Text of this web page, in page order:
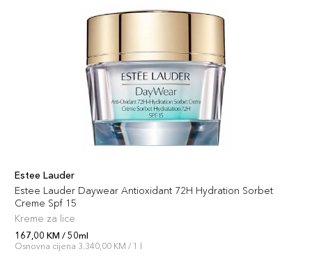
Estee Lauder
Estee Lauder Daywear Antioxidant 72H Hydration Sorbet
Creme Spf 15
Kreme za lice
167,00 KM / 50ml
Osnovna cijena 3.340,00 KM / 1 l